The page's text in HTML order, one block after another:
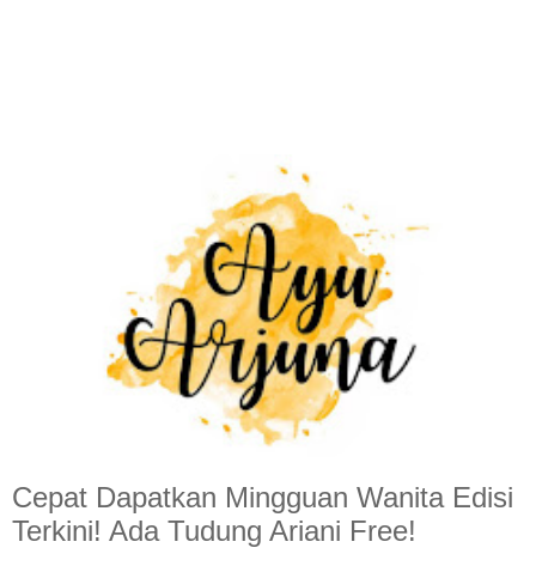
Cepat Dapatkan Mingguan Wanita Edisi
Terkini! Ada Tudung Ariani Free!